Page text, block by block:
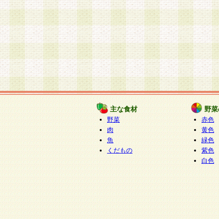
主な食材
野菜
肉
魚
くだもの
野
赤色
黄色
緑色
紫色
白色